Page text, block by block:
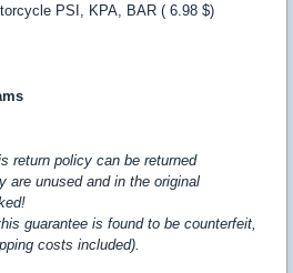
PSI, KPA, BAR ( 6.98 $)
return policy can be returned
are unused and in the original
guarantee is found to be counterfeit,
costs included).